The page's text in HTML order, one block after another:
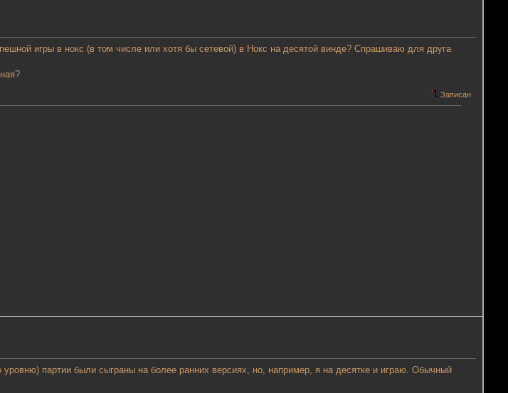
игры в нокс (в том числе или хотя бы сетевой) в Нокс на десятой винде? Спрашиваю для друга
Записан
партии были сыграны на более ранних версиях, но, например, я на десятке и играю. Обычный